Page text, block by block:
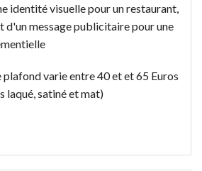
identité visuelle pour un restaurant,
d'un message publicitaire pour une
plafond varie entre 40 et et 65 Euros
laqué, satiné et mat)